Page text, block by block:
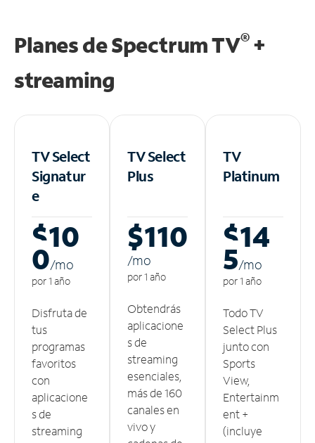
Planes de Spectrum TV®+
streaming
TV Select
Signatur
e
$10
0/mo
por 1 año
Disfruta de
tus
programas
favoritos
con
aplicacione
s de
streaming
TV Select
Plus
$110
/mo
por 1 año
Obtendrás
aplicacione
s de
streaming
esenciales,
más de 160
canales en
vivo y
TV
Platinum
$14
5/mo
por 1 año
Todo TV
Select Plus
junto con
Sports
View,
Entertainm
ent +
(incluye